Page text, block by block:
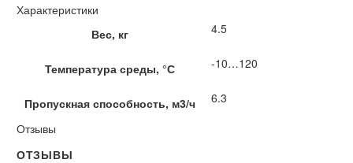
Характеристики
Вес, кг
4.5
Температура среды, °С -10…120
Пропускная способность, м3/ч
6.3
Отзывы
ОТЗЫВЫ